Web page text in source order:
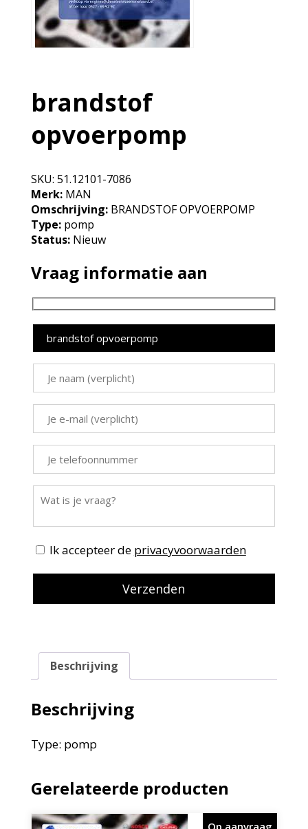
brandstof
opvoerpomp
SKU: 51.12101-7086
Merk:MAN
Omschrijving:BRANDSTOF OPVOERPOMP
Type:pomp
Status:Nieuw
Vraag informatie aan
Ik accepteer de privacyvoorwaarden
Beschrijving
Beschrijving
Type: pomp
Gerelateerde producten